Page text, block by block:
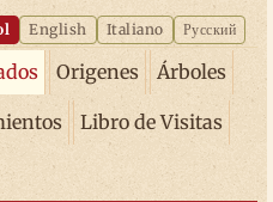
English Italiano Русский
Origenes Árboles
Libro de Visitas